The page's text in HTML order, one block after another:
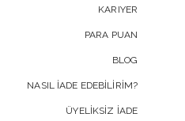
KARIYER
PARA PUAN
BLOG
NASIL İADE EDEBİLİRİM?
ÜYELİKSİZ İADE